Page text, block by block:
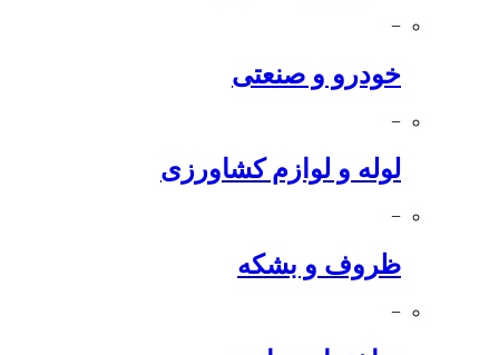
−
خودرو و صنعتی
−
لوله و لوازم کشاورزی
−
ظروف و بشکه
−